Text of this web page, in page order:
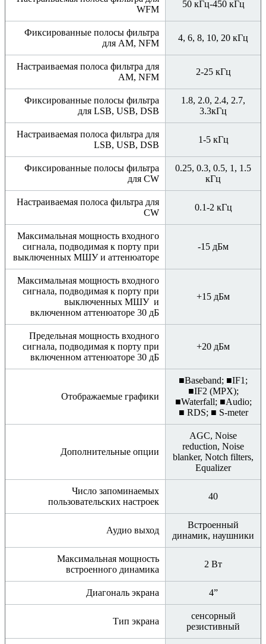
WFM
50 кГц-450 кГц
Фиксированные полосы фильтра
для AM, NFM
4, 6, 8, 10, 20 кГц
Настраиваемая полоса фильтра для
AM, NFM
2-25 кГц
Фиксированные полосы фильтра
для LSB, USB, DSB
1.8, 2.0, 2.4, 2.7,
3.3кГц
Настраиваемая полоса фильтра для
LSB, USB, DSB
1-5 кГц
Фиксированные полосы фильтра
для CW
0.25, 0.3, 0.5, 1, 1.5
кГц
Настраиваемая полоса фильтра для
CW
0.1-2 кГц
Максимальная мощность входного
сигнала, подводимая к порту при
выключенных МШУ и аттенюаторе
-15 дБм
Максимальная мощность входного
сигнала, подводимая к порту при
выключенных МШУ и
включенном аттенюаторе 30 дБ
+15 дБм
Предельная мощность входного
сигнала, подводимая к порту при
включенном аттенюаторе 30 дБ
+20 дБм
Отображаемые графики
■Baseband; ■IF1;
■IF2 (MPX);
■Waterfall; ■Audio;
■ RDS; ■ S-meter
Дополнительные опции
AGC, Noise
reduction, Noise
blanker, Notch filters,
Equalizer
Число запоминаемых
пользовательских настроек
40
Аудио выход
Встроенный
динамик, наушники
Максимальная мощность
встроенного динамика
2 Вт
Диагональ экрана 4”
Тип экрана
сенсорный
резистивный